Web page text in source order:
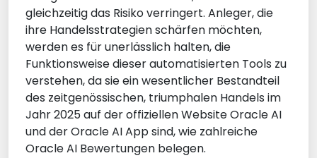
gleichzeitig das Risiko verringert. Anleger, die
ihre Handelsstrategien schärfen möchten,
werden es für unerlässlich halten, die
Funktionsweise dieser automatisierten Tools zu
verstehen, da sie ein wesentlicher Bestandteil
des zeitgenössischen, triumphalen Handels im
Jahr 2025 auf der offiziellen Website Oracle AI
und der Oracle AI App sind, wie zahlreiche
Oracle AI Bewertungen belegen.